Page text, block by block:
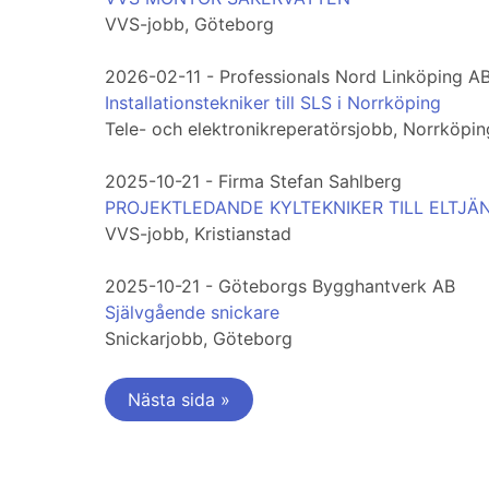
VVS-jobb, Göteborg
2026-02-11 - Professionals Nord Linköping
Installationstekniker till SLS i Norrköping
Tele- och elektronikreperatörsjobb,
2025-10-21 - Firma Stefan Sahlberg
PROJEKTLEDANDE KYLTEKNIKER TILL
VVS-jobb, Kristianstad
2025-10-21 - Göteborgs Bygghantverk AB
Självgående snickare
Snickarjobb, Göteborg
Nästa sida »